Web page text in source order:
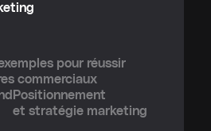
pour réussir
commerciaux
Positionnement
et stratégie marketing